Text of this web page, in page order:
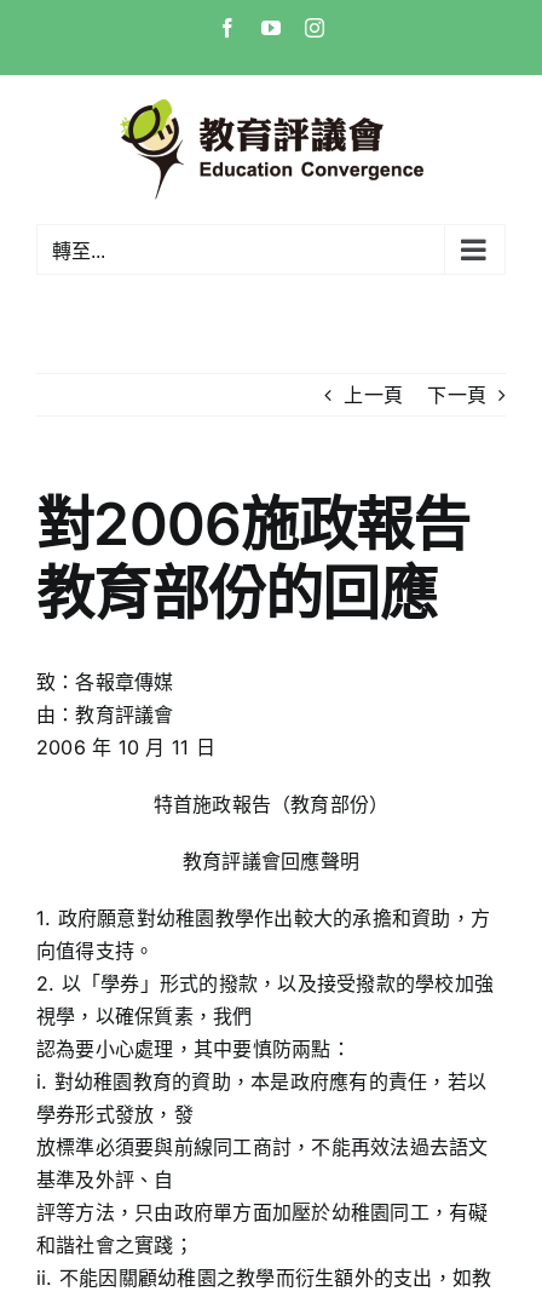
content
FacebookYouTubeInstagram
轉至...
上一頁 下一頁
對2006施政報告
教育部份的回應
致：各報章傳媒
由：教育評議會
2006 年 10 月 11 日
特首施政報告（教育部份）
教育評議會回應聲明
1. 政府願意對幼稚園教學作出較大的承擔和資助，方
向值得支持。
2. 以「學券」形式的撥款，以及接受撥款的學校加強
視學，以確保質素，我們
認為要小心處理，其中要慎防兩點：
i. 對幼稚園教育的資助，本是政府應有的責任，若以
學券形式發放，發
放標準必須要與前線同工商討，不能再效法過去語文
基準及外評、自
評等方法，只由政府單方面加壓於幼稚園同工，有礙
和諧社會之實踐；
ii. 不能因關顧幼稚園之教學而衍生額外的支出，如教